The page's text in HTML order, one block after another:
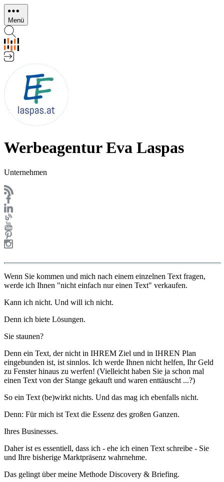
Direkt
zum
Inhalt
Menü
Werbeagentur Eva Laspas
Unternehmen
Wenn Sie kommen und mich nach einem einzelnen Text fragen,
werde ich Ihnen "nicht einfach nur einen Text" verkaufen.
Kann ich nicht. Und will ich nicht.
Denn ich biete Lösungen.
Sie staunen?
Denn ein Text, der nicht in IHREM Ziel und in IHREN Plan
eingebunden ist, ist sinnlos. Ich werde Ihnen nicht helfen, Ihr Geld
zu Fenster hinaus zu werfen! (Vielleicht haben Sie ja schon mal
einen Text von der Stange gekauft und waren enttäuscht ...?)
So ein Text (be)wirkt nichts. Und das mag ich ebenfalls nicht.
Denn: Für mich ist Text die Essenz des großen Ganzen.
Ihres Businesses.
Daher ist es essentiell, dass ich - ehe ich einen Text schreibe - Sie
und Ihre bisherige Marktpräsenz wahrnehme.
Das gelingt über meine Methode Discovery & Briefing.